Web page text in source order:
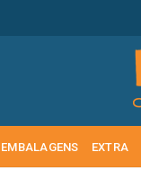
EMBALAGENS EXTRA